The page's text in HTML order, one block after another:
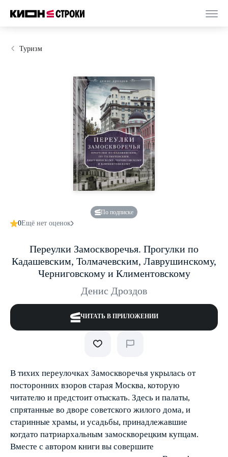
Туризм
По подписке
0Ещё нет оценок
Переулки Замоскворечья. Прогулки по
Кадашевским, Толмачевским, Лаврушинскому,
Черниговскому и Климентовскому
Денис Дроздов
ЧИТАТЬ В ПРИЛОЖЕНИИ
В тихих переулочках Замоскворечья укрылась от
посторонних взоров старая Москва, которую
читателю и предстоит отыскать. Здесь и палаты,
спрятанные во дворе советского жилого дома, и
старинные храмы, и усадьбы, принадлежавшие
когда­то патриархальным замоскворецким купцам.
Вместе с автором книги вы совершите